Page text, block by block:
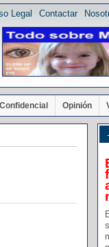
Contactar
Legal
Confidencial Opinión